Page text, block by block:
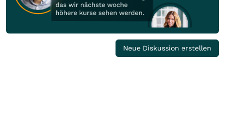
Neue Diskussion erstellen